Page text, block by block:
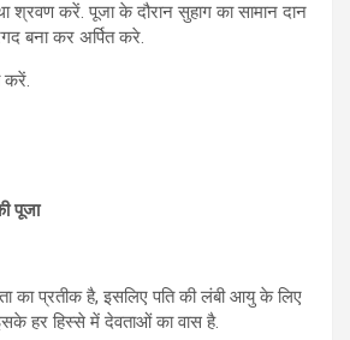
श्रवण करें. पूजा के दौरान सुहाग का सामान दान
बना कर अर्पित करे.
करें.
पूजा
का प्रतीक है, इसलिए पति की लंबी आयु के लिए
हर हिस्से में देवताओं का वास है.